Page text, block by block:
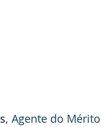
, Agente do Mérito